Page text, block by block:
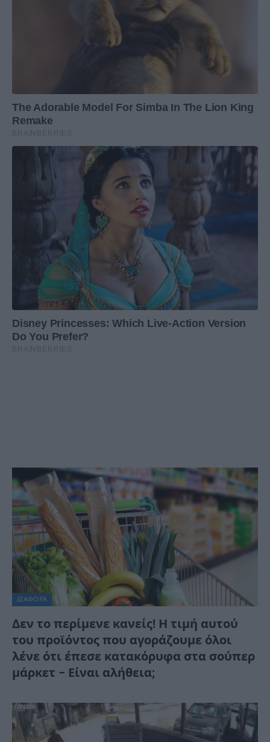
ΔΙΆΦΟΡΑ
Δεν το περίμενε κανείς! Η τιμή αυτού
του προϊόντος που αγοράζουμε όλοι
λένε ότι έπεσε κατακόρυφα στα σούπερ
μάρκετ – Είναι αλήθεια;